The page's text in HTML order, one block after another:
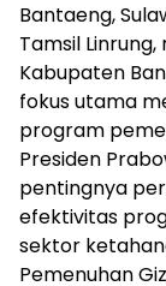
Bantaeng,
Tamsil
Kabupaten
fokus utama
program
Presiden
pentingnya
efektivitas
sektor
Pemenuhan